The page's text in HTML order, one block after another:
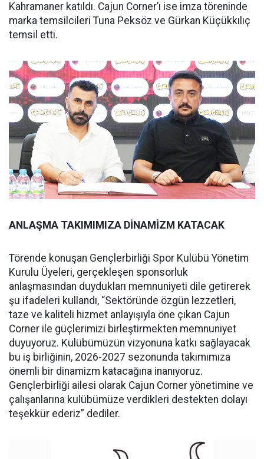
Kahramaner katıldı. Cajun Corner’ı ise imza töreninde
marka temsilcileri Tuna Peksöz ve Gürkan Küçükkılıç
temsil etti.
ANLAŞMA TAKIMIMIZA DİNAMİZM KATACAK
Törende konuşan Gençlerbirliği Spor Kulübü Yönetim
Kurulu Üyeleri, gerçekleşen sponsorluk
anlaşmasından duydukları memnuniyeti dile getirerek
şu ifadeleri kullandı, “Sektöründe özgün lezzetleri,
taze ve kaliteli hizmet anlayışıyla öne çıkan Cajun
Corner ile güçlerimizi birleştirmekten memnuniyet
duyuyoruz. Kulübümüzün vizyonuna katkı sağlayacak
bu iş birliğinin, 2026-2027 sezonunda takımımıza
önemli bir dinamizm katacağına inanıyoruz.
Gençlerbirliği ailesi olarak Cajun Corner yönetimine ve
çalışanlarına kulübümüze verdikleri destekten dolayı
teşekkür ederiz” dediler.